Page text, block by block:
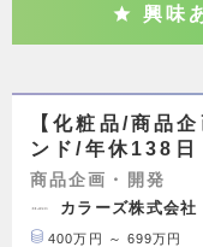
興味
【化粧品/商品
ンド/年休138日
商品企画・開発
カラーズ株式会社
400万円 ～ 699万円